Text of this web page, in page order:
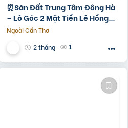
⏰️Săn Đất Trung Tâm Đông Hà
– Lô Góc 2 Mặt Tiền Lê Hồng
Phong, Giá Chỉ 1 Tỷ 5Xx ????
Ngoài Cần Thơ
2 tháng
1